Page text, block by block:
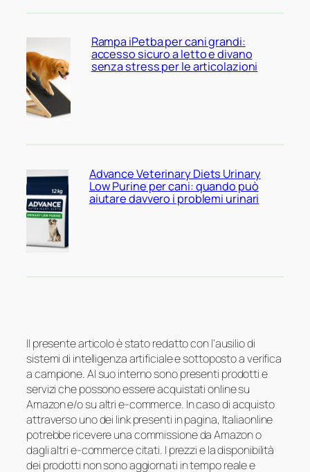
Rampa iPetba per cani grandi:
accesso sicuro a letto e divano
senza stress per le articolazioni
Advance Veterinary Diets Urinary
Low Purine per cani: quando può
aiutare davvero i problemi urinari
Il presente articolo è stato redatto con l’ausilio di
sistemi di intelligenza artificiale e sottoposto a verifica
a campione. Al suo interno sono presenti prodotti e
servizi che possono essere acquistati online su
Amazon e/o su altri e-commerce. In caso di acquisto
attraverso uno dei link presenti in pagina, Italiaonline
potrebbe ricevere una commissione da Amazon o
dagli altri e-commerce citati. I prezzi e la disponibilità
dei prodotti non sono aggiornati in tempo reale e